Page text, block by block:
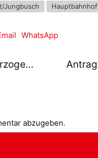
Jungbusch Hauptbahnhof
WhatsApp
Gute Nachrichten aus dem Herzogenriedpark: Neuer Wasserspielplatz eröffnet!
abzugeben.